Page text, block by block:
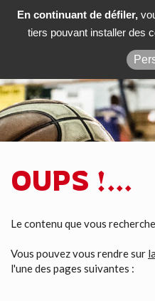
Poligny Jura
OUPS !...
Le contenu que vous
Vous pouvez vous rendre sur
l'une des pages suivantes :
En continuant de défiler,
tiers pouvant installer des